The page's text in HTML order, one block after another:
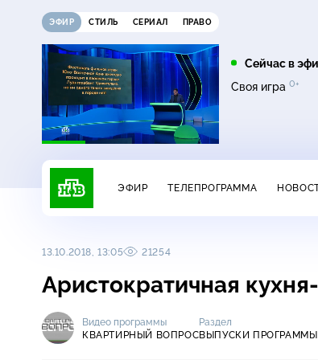
ЭФИР СТИЛЬ СЕРИАЛ ПРАВО
Сейчас в
Своя игра 0+
08:00
Чудо техники
09:00
Дачный ответ
ЭФИР ТЕЛЕПРОГРАММА
13.10.2018, 13:05 21254
Аристократичная
Видео программы
КВАРТИРНЫЙ ВОПРОС
Раздел
ВЫПУСКИ ПРОГРАММЫ